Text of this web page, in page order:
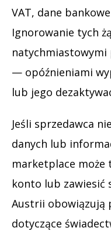
VAT, dane
Ignorowanie tych
— opóźnieniami
lub jego
Jeśli sprzedawca
danych lub
marketplace może
konto lub zawiesić
Austrii obowiązują
dotyczące